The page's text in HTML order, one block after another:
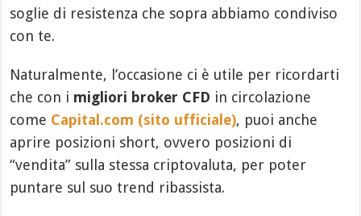
soglie di resistenza che sopra abbiamo condiviso
con te.
Naturalmente, l’occasione ci è utile per ricordarti
che con i migliori broker CFD in circolazione
come Capital.com (sito ufficiale), puoi anche
aprire posizioni short, ovvero posizioni di
“vendita” sulla stessa criptovaluta, per poter
puntare sul suo trend ribassista.